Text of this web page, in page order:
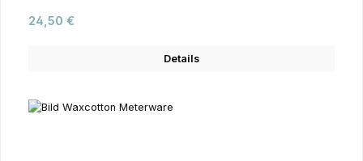
Regulärer Preis:
24,50 €
Details